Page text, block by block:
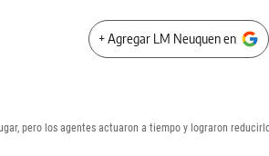
+ Agregar LM Neuquen en
pero los agentes actuaron a tiempo y lograron